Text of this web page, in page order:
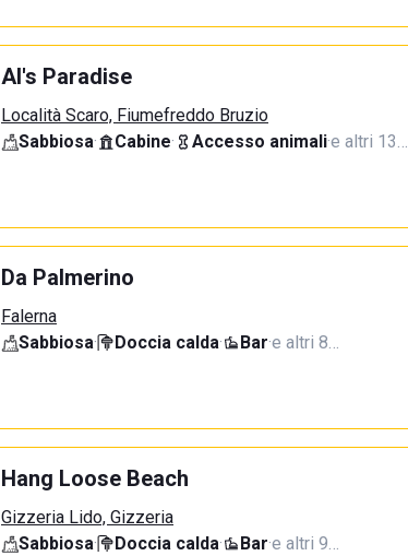
Al's Paradise
Località Scaro, Fiumefreddo Bruzio
Sabbiosa· Cabine· Accesso animali·e altri 13…
Da Palmerino
Falerna
Sabbiosa· Doccia calda· Bar·e altri 8…
Hang Loose Beach
Gizzeria Lido, Gizzeria
Sabbiosa· Doccia calda· Bar·e altri 9…